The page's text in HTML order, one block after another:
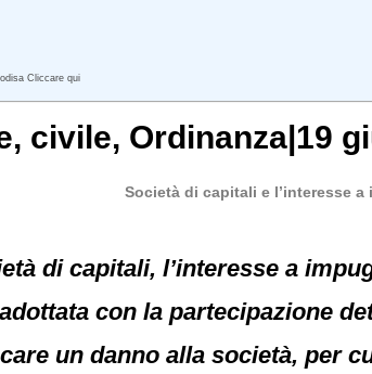
Cliccare qui
, civile, Ordinanza|19
Società di capitali e l’interesse
di capitali, l’interesse a
con la partecipazione
un danno alla società, per